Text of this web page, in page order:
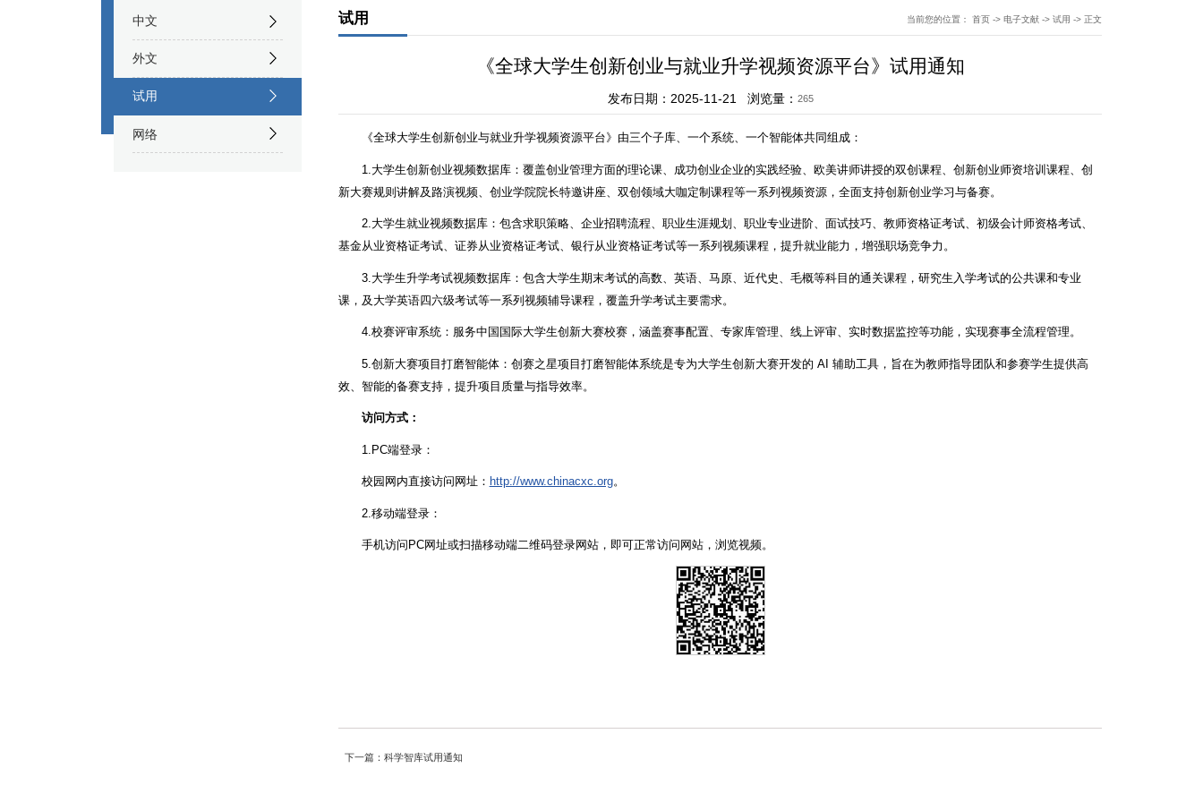
中文
外文
试用
网络
试用 当前您的位置： 首页 ->电子文献 ->试用 ->正文
《全球大学生创新创业与就业升学视频资源平台》试用通知
发布日期：2025-11-21 浏览量：265
《全球大学生创新创业与就业升学视频资源平台》由三个子库、一个系统、一个智能体共同组成：
1.大学生创新创业视频数据库：覆盖创业管理方面的理论课、成功创业企业的实践经验、欧美讲师讲授的双创课程、创新创业师资培训课程、创
新大赛规则讲解及路演视频、创业学院院长特邀讲座、双创领域大咖定制课程等一系列视频资源，全面支持创新创业学习与备赛。
2.大学生就业视频数据库：包含求职策略、企业招聘流程、职业生涯规划、职业专业进阶、面试技巧、教师资格证考试、初级会计师资格考试、
基金从业资格证考试、证券从业资格证考试、银行从业资格证考试等一系列视频课程，提升就业能力，增强职场竞争力。
3.大学生升学考试视频数据库：包含大学生期末考试的高数、英语、马原、近代史、毛概等科目的通关课程，研究生入学考试的公共课和专业
课，及大学英语四六级考试等一系列视频辅导课程，覆盖升学考试主要需求。
4.校赛评审系统：服务中国国际大学生创新大赛校赛，涵盖赛事配置、专家库管理、线上评审、实时数据监控等功能，实现赛事全流程管理。
5.创新大赛项目打磨智能体：创赛之星项目打磨智能体系统是专为大学生创新大赛开发的 AI 辅助工具，旨在为教师指导团队和参赛学生提供高
效、智能的备赛支持，提升项目质量与指导效率。
访问方式：
1.PC端登录：
校园网内直接访问网址： http://www.chinacxc.org。
2.移动端登录：
手机访问PC网址或扫描移动端二维码登录网站，即可正常访问网站，浏览视频。
下一篇：科学智库试用通知